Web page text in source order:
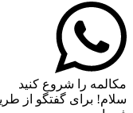
مکالمه را شروع کنید
سلام! برای گفتگو از